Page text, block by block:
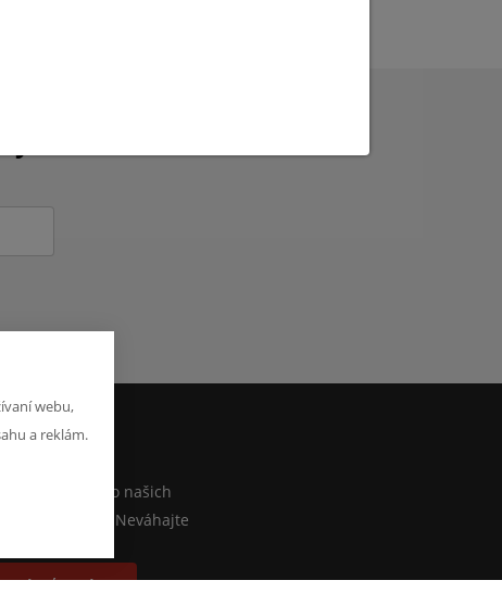
niečo povedať o našich
alebo e-shope? Neváhajte
správu
webu,
a reklám.